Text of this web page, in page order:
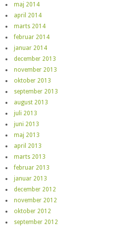
maj 2014
april 2014
marts 2014
februar 2014
januar 2014
december 2013
november 2013
oktober 2013
september 2013
august 2013
juli 2013
juni 2013
maj 2013
april 2013
marts 2013
februar 2013
januar 2013
december 2012
november 2012
oktober 2012
september 2012